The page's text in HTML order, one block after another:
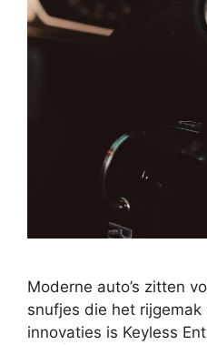
Moderne auto’s zitten
snufjes die het
innovaties is Keyless